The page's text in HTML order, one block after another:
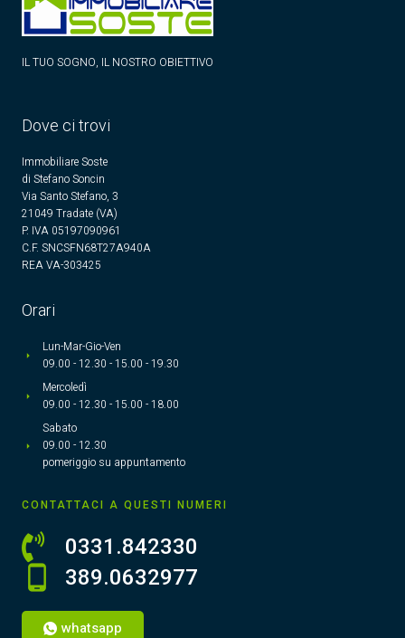
IL TUO SOGNO, IL NOSTRO OBIETTIVO
Dove ci trovi
Immobiliare Soste
di Stefano Soncin
Via Santo Stefano, 3
21049 Tradate (VA)
P. IVA 05197090961
C.F. SNCSFN68T27A940A
REA VA-303425
Orari
Lun-Mar-Gio-Ven
09.00 - 12.30 - 15.00 - 19.30
Mercoledì
09.00 - 12.30 - 15.00 - 18.00
Sabato
09.00 - 12.30
pomeriggio su appuntamento
CONTATTACI A QUESTI NUMERI
0331.842330
389.0632977
whatsapp